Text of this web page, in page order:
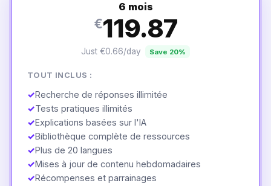
6 mois
€119.87
Just €0.66/day Save 20%
TOUT INCLUS :
✓Recherche de réponses illimitée
✓Tests pratiques illimités
✓Explications basées sur l'IA
✓Bibliothèque complète de ressources
✓Plus de 20 langues
✓Mises à jour de contenu hebdomadaires
✓Récompenses et parrainages